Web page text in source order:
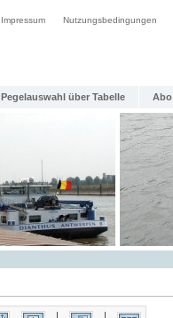
Impressum Nutzungsbedingungen
Pegelauswahl über Tabelle Abo